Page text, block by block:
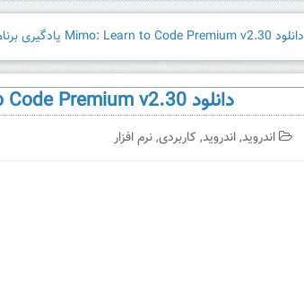
دانلود Mimo: Learn to Code Premium v2.30 یادگیری برنامه نویسی میمو برای اندروید
دانلود Mimo: Learn to Code Premium v2.30 یادگیری برنامه نویسی میمو برای اندروید
اندروید,اندروید, کاربردی,نرم افزار